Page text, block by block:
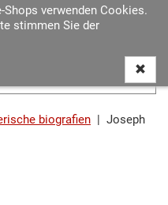
verwenden Cookies.
stimmen Sie der
biografien | Joseph